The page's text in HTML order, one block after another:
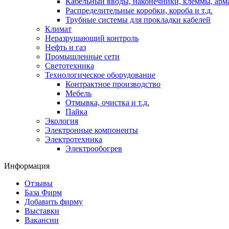
Распределительные коробки, короба и т.д.
Трубные системы для прокладки кабелей
Климат
Неразрушающий контроль
Нефть и газ
Промышленные сети
Светотехника
Технологическое оборудование
Контрактное производство
Мебель
Отмывка, очистка и т.д.
Пайка
Экология
Электронные компоненты
Электротехника
Электрообогрев
Информация
Отзывы
База Фирм
Добавить фирму
Выставки
Вакансии